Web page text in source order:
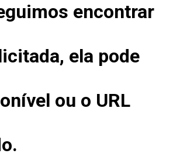
encontrar
ela pode
ou o URL